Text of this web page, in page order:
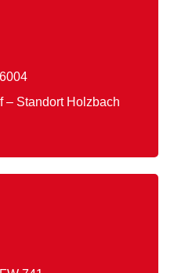
– Standort Holzbach